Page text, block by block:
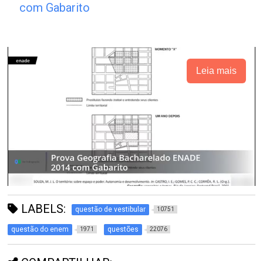
com Gabarito
Leia mais
LABELS: questão de vestibular 10751
questão do enem 1971 questões 22076